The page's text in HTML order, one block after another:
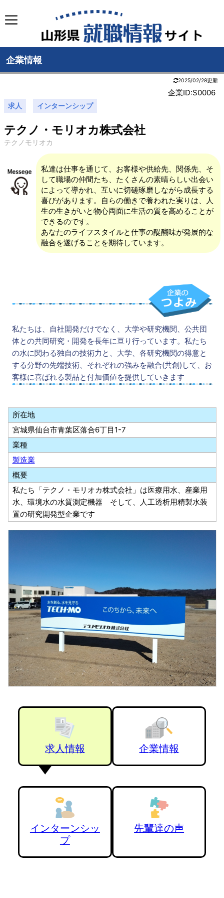
企業情報
2025/02/28更新
企業ID:S0006
求人 インターンシップ
テクノ・モリオカ株式会社
テクノモリオカ
私達は仕事を通じて、お客様や供給先、関係先、そ
して職場の仲間たち、たくさんの素晴らしい出会い
によって導かれ、互いに切磋琢磨しながら成長する
喜びがあります。自らの働きで養われた実りは、人
生の生きがいと物心両面に生活の質を高めることが
できるのです。
あなたのライフスタイルと仕事の醍醐味が発展的な
融合を遂げることを期待しています。
私たちは、自社開発だけでなく、大学や研究機関、公共団
体との共同研究・開発を長年に亘り行っています。私たち
の水に関わる独自の技術力と、大学、各研究機関の得意と
する分野の先端技術、それぞれの強みを融合(共創)して、お
客様に喜ばれる製品と付加価値を提供していきます
所在地
宮城県仙台市青葉区落合6丁目1-7
業種
製造業
概要
私たち「テクノ・モリオカ株式会社」は医療用水、産業用
水、環境水の水質測定機器 そして、人工透析用精製水装
置の研究開発型企業です
求人情報 企業情報
インターンシッ
プ
先輩達の声